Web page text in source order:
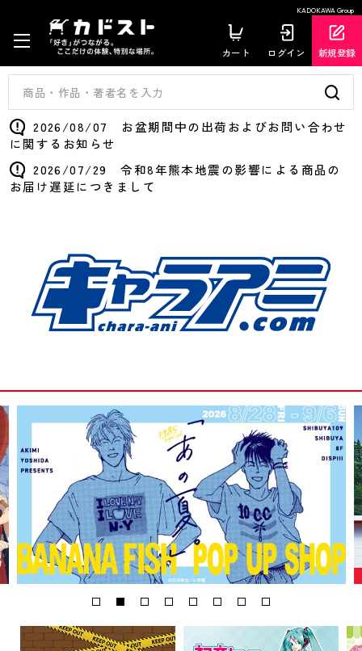
KADOKAWA Group
カート ログイン 新規登録
2026/08/07 お盆期間中の出荷およびお問い合わせ
に関するお知らせ
2026/07/29 令和8年熊本地震の影響による商品の
お届け遅延につきまして